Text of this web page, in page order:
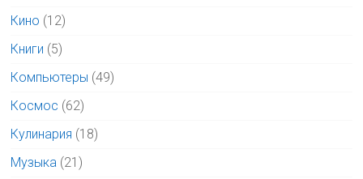
Кино (12)
Книги (5)
Компьютеры (49)
Космос (62)
Кулинария (18)
Музыка (21)